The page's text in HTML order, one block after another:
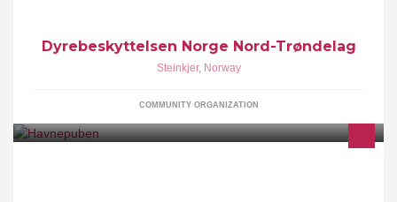
Dyrebeskyttelsen Norge Nord-Trøndelag
Steinkjer, Norway
COMMUNITY ORGANIZATION